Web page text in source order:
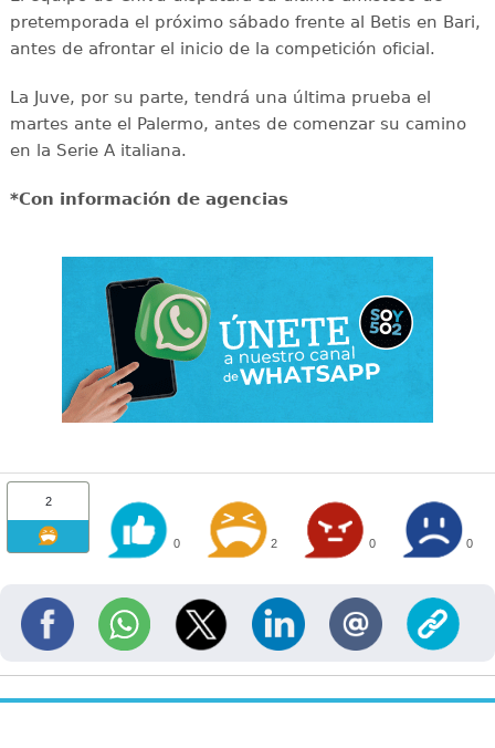
pretemporada el próximo sábado frente al Betis en Bari,
antes de afrontar el inicio de la competición oficial.
La Juve, por su parte, tendrá una última prueba el
martes ante el Palermo, antes de comenzar su camino
en la Serie A italiana.
*Con información de agencias
2
0 2 0 0